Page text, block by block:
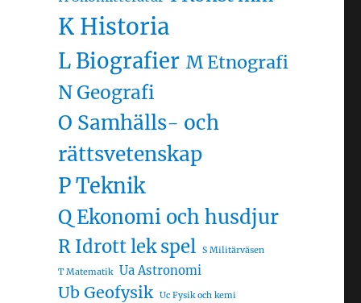
K Historia
L Biografier M Etnografi
N Geografi
O Samhälls- och
rättsvetenskap
P Teknik
Q Ekonomi och husdjur
R Idrott lek spel S Militärväsen
T Matematik Ua Astronomi
Ub Geofysik Uc Fysik och kemi